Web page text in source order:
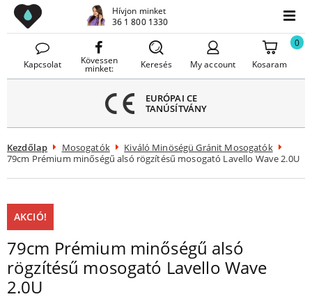
Lavello Mosogatók
Hívjon minket
36 1 800 1330
Kapcsolat Kövessen
minket: Keresés My account Kosaram
0
EURÓPAI CE
TANÚSÍTVÁNY
Kezdőlap Mosogatók
Kiváló Minöségü Gránit Mosogatók
79cm Prémium minőségű alsó rögzítésű mosogató Lavello Wave 2.0U
79cm Prémium minőségű alsó
rögzítésű mosogató Lavello Wave
2.0U
AKCIÓ!